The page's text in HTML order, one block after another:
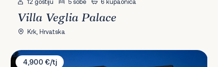
Villa Veglia Palace
Krk, Hrvatska
Villa Miryam
4,900 €/tj